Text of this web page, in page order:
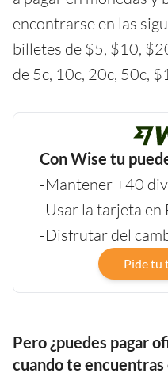
encontrarse en las
billetes de $5, $10,
de 5c, 10c, 20c, 50c,
Con Wise tu
-Mantener +40
-Usar la tarjeta en
-Disfrutar del
Pide tu
Pero ¿puedes pagar
cuando te encuentras